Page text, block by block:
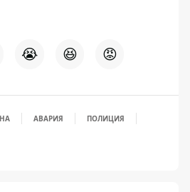
😭 😆 😡
АВАРИЯ
ПОЛИЦИЯ